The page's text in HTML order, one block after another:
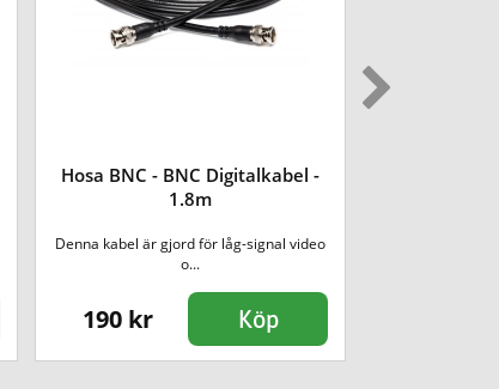
Hosa BNC - BNC Digitalkabel -
1.8m
Denna kabel är gjord för låg-signal video
o...
190 kr Köp